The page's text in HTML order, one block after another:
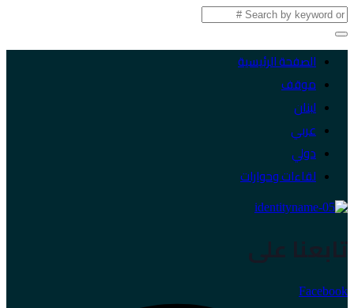
الصفحة الرئيسية
موقف
لبنان
عربي
دولي
لقاءات وحوارات
تابعنا على
Facebook